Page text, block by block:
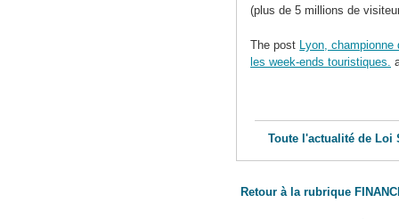
(plus de 5 millions de
The post Lyon, championne
les week-ends touristiques.
Toute l'actualité de Loi
Retour à la rubrique